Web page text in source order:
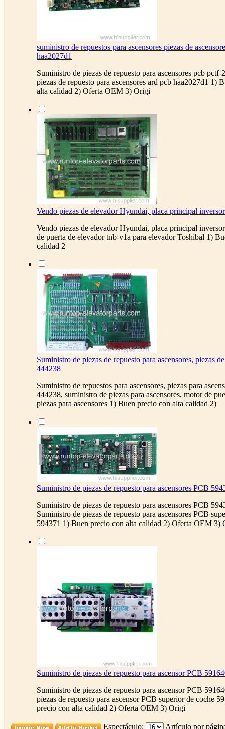
suministro de repuestos para ascensores piezas de
haa2027d1
Suministro de piezas de repuesto para ascensores pcb
piezas de repuesto para ascensores ard pcb haa2027d1 1)
alta calidad 2) Oferta OEM 3) Origi
Vendo piezas de elevador Hyundai, placa principal
Vendo piezas de elevador Hyundai, placa principal
de puerta de elevador tnb-v1a para elevador Toshibal 1)
calidad 2
Suministro de piezas de repuesto para ascensores, piezas
444238
Suministro de repuestos para ascensores, piezas para
444238, suministro de piezas para ascensores, motor de
piezas para ascensores 1) Buen precio con alta calidad 2)
Suministro de piezas de repuesto para ascensores PCB
Suministro de piezas de repuesto para ascensores PCB
Suministro de piezas de repuesto para ascensores PCB
594371 1) Buen precio con alta calidad 2) Oferta OEM 3)
Suministro de piezas de repuesto para ascensor PCB
Suministro de piezas de repuesto para ascensor PCB
piezas de repuesto para ascensor PCB superior de coche
precio con alta calidad 2) Oferta OEM 3) Origi
Espectáculo: Artículo por